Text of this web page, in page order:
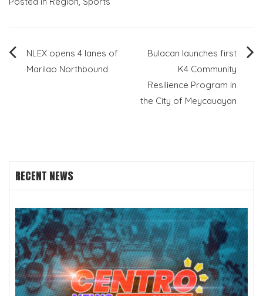
PostNLEX opens 4 lanes of
Marilao Northbound
Bulacan launches first
K4 Community
Resilience Program in
the City of Meycauayan
RECENT NEWS